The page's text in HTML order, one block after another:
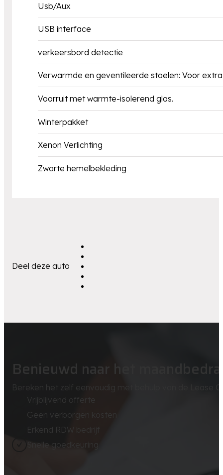
Usb/Aux
USB interface
verkeersbord detectie
Verwarmde en geventileerde stoelen: Voor
Voorruit met warmte-isolerend glas.
Winterpakket
Xenon Verlichting
Zwarte hemelbekleding
Deel deze auto
Benieuwd naar het
Bereken het zelf eenvoudig met behulp van de Lease
Vrijblijvend offerte
Geen verborgen kosten
Erkend RDW bedrijf
Snelle goedkeuring